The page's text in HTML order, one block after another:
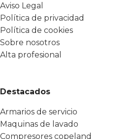
Aviso Legal
Política de privacidad
Política de cookies
Sobre nosotros
Alta profesional
Destacados
Armarios de servicio
Maquinas de lavado
Compresores copeland